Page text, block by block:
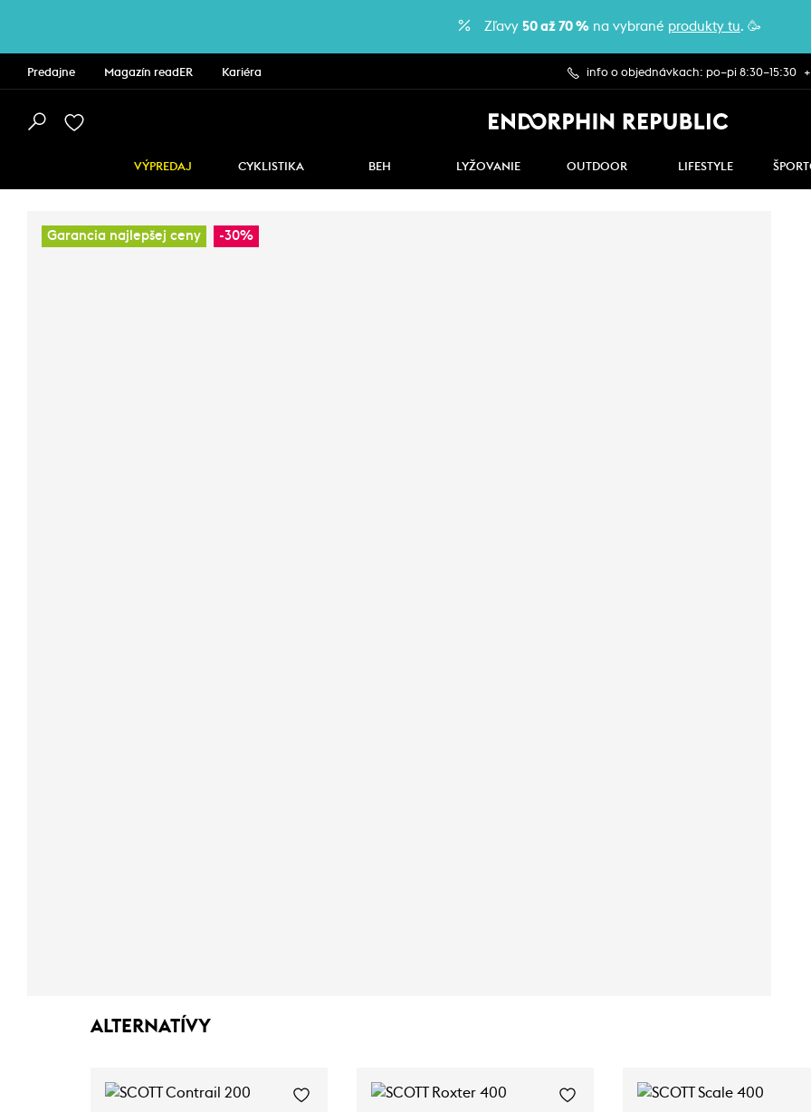
Zľavy 50 až 70 % na vybrané produkty tu. 🥳
Predajne Magazín readER Kariéra info o objednávkach: po–pi 8:30–15:30
VÝPREDAJ CYKLISTIKA BEH LYŽOVANIE OUTDOOR LIFESTYLE
Garancia najlepšej ceny -30%
ALTERNATÍVY